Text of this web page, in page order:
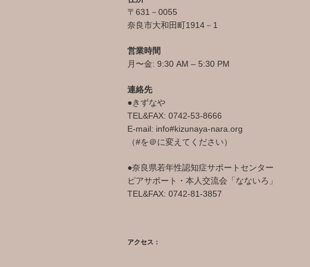
〒631－0055
奈良市大和田町1914－1
営業時間
月〜金: 9:30 AM – 5:30 PM
連絡先
●きずなや
TEL&FAX: 0742-53-8666
E-mail: info#kizunaya-nara.org
（#を＠に変えてください）
●奈良県若年性認知症サポートセンター
ピアサポート・本人交流会「なないろ」
TEL&FAX: 0742-81-3857
アクセス：